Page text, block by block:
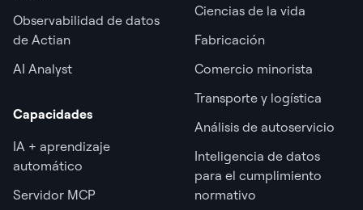
Observabilidad de datos
de Actian
AI Analyst
Capacidades
IA + aprendizaje
automático
Servidor MCP
Ciencias de la vida
Fabricación
Comercio minorista
Transporte y logística
Análisis de autoservicio
Inteligencia de datos
para el cumplimiento
normativo